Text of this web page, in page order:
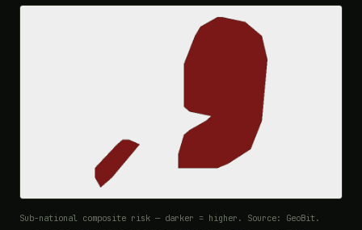
Sub-national composite risk — darker = higher. Source: GeoBit.